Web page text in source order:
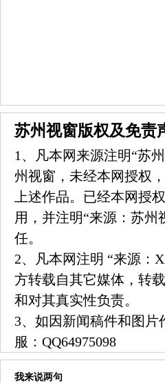
苏州视窗版权及免责
1、凡本网来源注明“苏
州视窗，未经本网授权
上述作品。已经本网授
用，并注明“来源：苏
任。
2、凡本网注明 “来源：
方转载自其它媒体，转
和对其真实性负责。
3、如因新闻稿件和图
服： QQ64975098
我来说两句